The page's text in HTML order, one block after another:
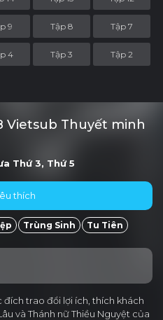
9 Tập 8 Tập 7
4 Tập 3 Tập 2
Vietsub Thuyết minh
Thứ 3, Thứ 5
thích
Trùng Sinh Tu Tiên
trao đổi lợi ích, thích khách
và Thánh nữ Thiều Nguyệt của